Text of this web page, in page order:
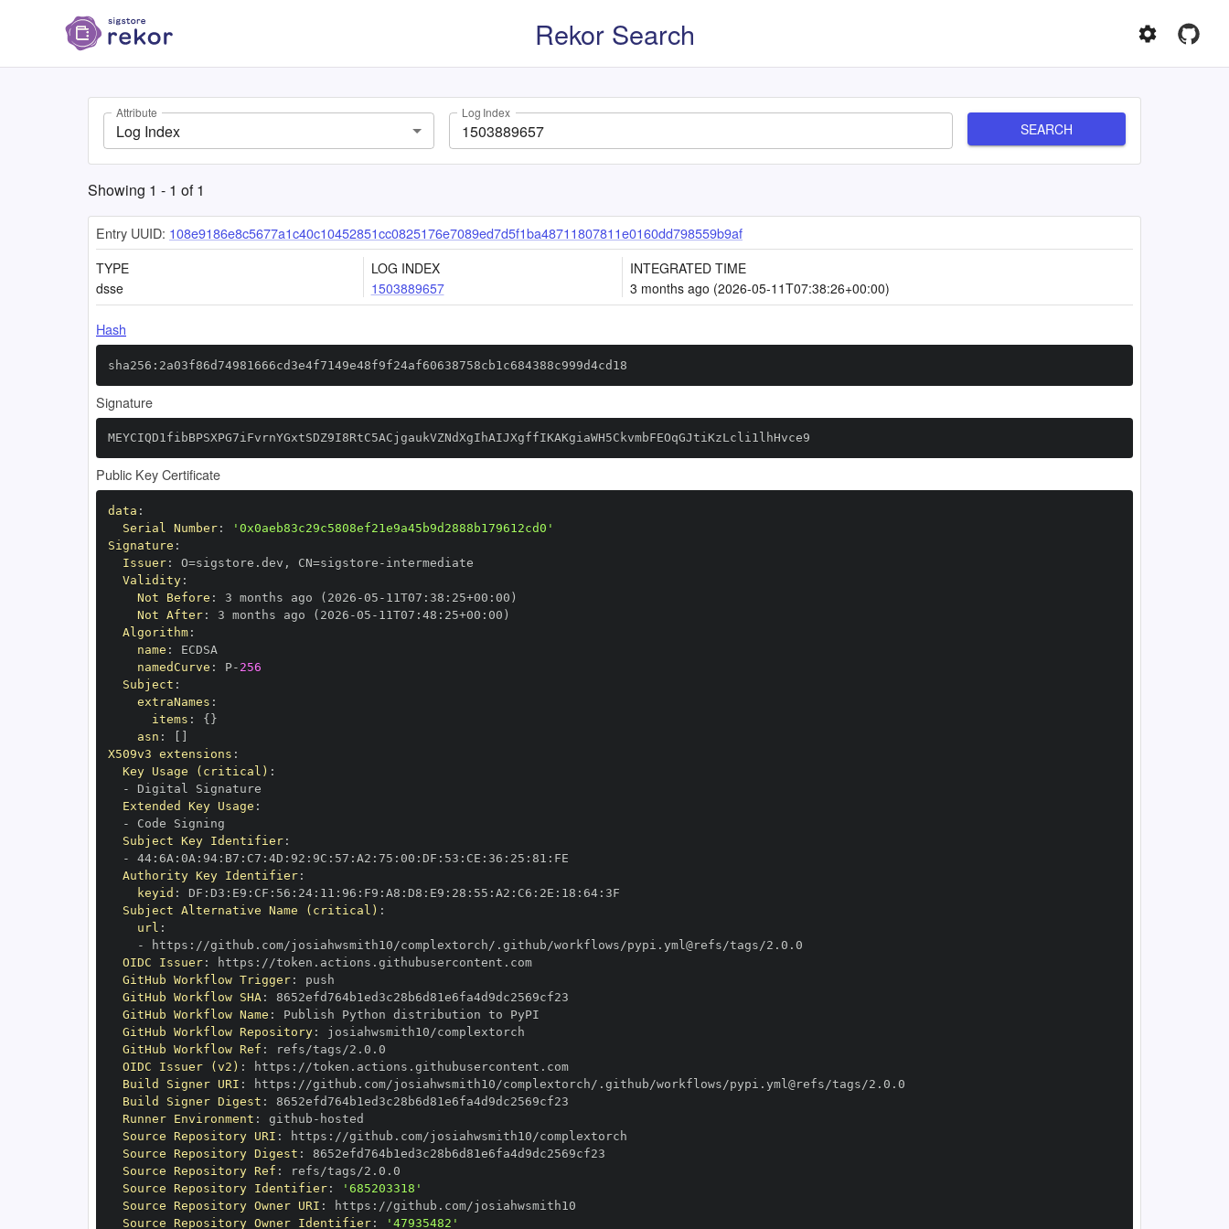
Rekor Search
Attribute
Log Index
Log Index
SEARCH
Showing 1 - 1 of1
Entry UUID: 108e9186e8c5677a1c40c10452851cc0825176e7089ed7d5f1ba48711807811e0160dd798559b9af
TYPE
dsse
LOG INDEX
1503889657
INTEGRATED TIME
3 months ago (2026-05-11T07:38:26+00:00)
Hash
sha256:2a03f86d74981666cd3e4f7149e48f9f24af60638758cb1c684388c999d4cd18
Signature
MEYCIQD1fibBPSXPG7iFvrnYGxtSDZ9I8RtC5ACjgaukVZNdXgIhAIJXgffIKAKgiaWH5CkvmbFEOqGJtiKzLcli1lhHvce9
Public Key Certificate
data :
Serial Number:
'0x0aeb83c29c5808ef21e9a45b9d2888b179612cd0'
Signature :
Issuer: O=sigstore.dev , CN=sigstore -
Validity:
Not Before : 3 months ago (2026 -05 - 11T07 : 38 : 25+00 :
Not After: 3 months ago (2026 -05 - 11T07 : 48 : 25+00 :
Algorithm:
name :
namedCurve : P- 256
Subject :
extraNames :
items : { }
asn :
X509v3 extensions :
Key Usage (critical) :
-
Extended Key Usage :
-
Subject Key Identifier:
-
44: 6A : 0A : 94: B7 : C7 : 4D : 92 : 9C : 57 : A2 : 75 : 00 : DF : 53 : CE : 36 : 25 : 81 :
Authority Key Identifier:
keyid : DF : D3 : E9 : CF : 56 : 24: 11 : 96 : F9 : A8 : D8 : E9 : 28 : 55 : A2 : C6 : 2E : 18 : 64:
Subject Alternative Name (critical) :
url :
-
https :
OIDC Issuer: https :
//token.actions.githubusercontent.com
GitHub Workflow Trigger:
GitHub Workflow SHA:
GitHub Workflow Name :
GitHub Workflow Repository:
GitHub Workflow Ref :
OIDC Issuer (v2) : https :
//token.actions.githubusercontent.com
Build Signer URI : https :
Build Signer Digest :
Runner Environment : github -
Source Repository URI : https :
Source Repository Digest :
Source Repository Ref :
Source Repository Identifier:
'685203318'
Source Repository Owner URI : https :
Source Repository Owner Identifier: '47935482'